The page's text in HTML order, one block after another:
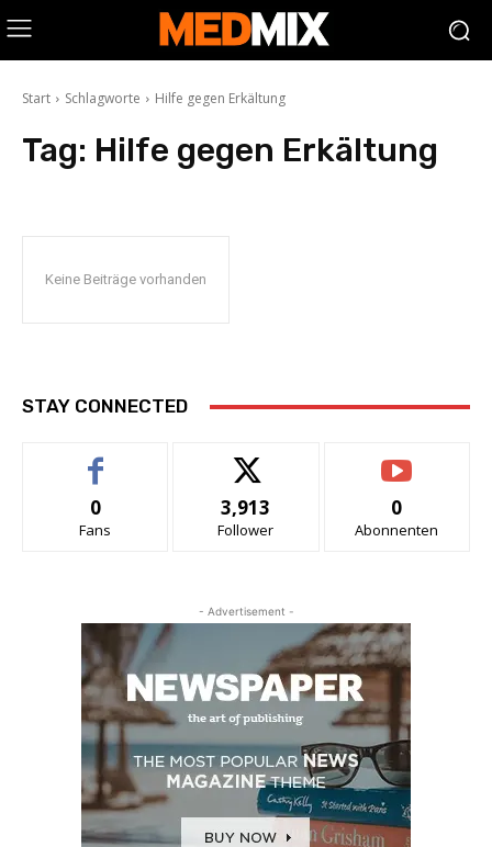
Start Schlagworte Hilfe gegen Erkältung
Tag: Hilfe gegen Erkältung
Keine Beiträge vorhanden
STAY CONNECTED
0
Fans
3,913
Follower
0
Abonnenten
- Advertisement -